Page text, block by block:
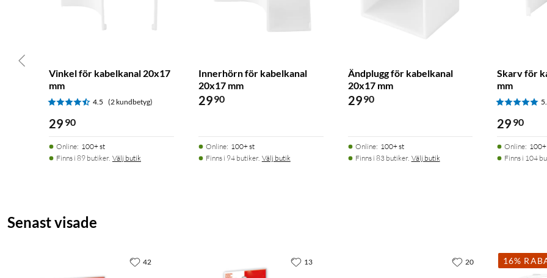
Vinkel för kabelkanal 20x17
mm
4.5 (2 kundbetyg)
29 90
Online: 100+ st
Finns i 89 butiker. Välj butik
Innerhörn för kabelkanal
20x17 mm
2990
Online: 100+ st
Finns i 94 butiker. Välj butik
Ändplugg för kabelkanal
20x17 mm
2990
Online: 100+ st
Finns i 83 butiker. Välj butik
Skarv för
mm
29 90
Online:
Finns i 104
Senast visade
42 13 20 16%